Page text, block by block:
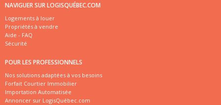
NAVIGUER SUR LOGISQUÉBEC.COM
Logements à louer
Propriétés à vendre
Aide - FAQ
Sécurité
POUR LES PROFESSIONNELS
Nos solutions adaptées à vos besoins
Forfait Courtier Immobilier
Importation Automatisée
Annoncer sur LogisQuébec.com